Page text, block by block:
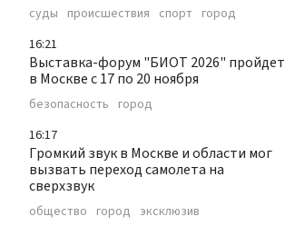
суды происшествия спорт город
16:21
Выставка-форум "БИОТ 2026" пройдет
в Москве с 17 по 20 ноября
безопасность город
16:17
Громкий звук в Москве и области мог
вызвать переход самолета на
сверхзвук
общество город эксклюзив